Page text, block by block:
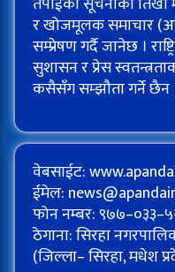
र खोजमूलक समाचार
सम्प्रेषण गर्दै जानेछ ।
सुशासन र प्रेस
कसैसँग सम्झौता गर्ने छैन
वेबसाईट:
ईमेल:
फोन नम्बर:
ठेगाना: सिरहा
(जिल्ला– सिरहा, मधेश